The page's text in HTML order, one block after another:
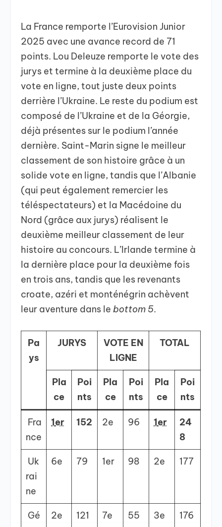
La France remporte l’Eurovision Junior
2025 avec une avance record de 71
points. Lou Deleuze remporte le vote des
jurys et termine à la deuxième place du
vote en ligne, tout juste deux points
derrière l’Ukraine. Le reste du podium est
composé de l’Ukraine et de la Géorgie,
déjà présentes sur le podium l’année
dernière. Saint-Marin signe le meilleur
classement de son histoire grâce à un
solide vote en ligne, tandis que l’Albanie
(qui peut également remercier les
téléspectateurs) et la Macédoine du
Nord (grâce aux jurys) réalisent le
deuxième meilleur classement de leur
histoire au concours. L’Irlande termine à
la dernière place pour la deuxième fois
en trois ans, tandis que les revenants
croate, azéri et monténégrin achèvent
leur aventure dans lebottom 5.
Pa
ys
JURYS
VOTE EN
LIGNE
TOTAL
Pla
ce
Poi
nts
Pla
ce
Poi
nts
Pla
ce
Poi
nts
Fra
nce
1er 152 2e 96 1er
24
8
Uk
rai
ne
6e 79 1er 98 2e 177
Gé
2e 121 7e 55 3e 176